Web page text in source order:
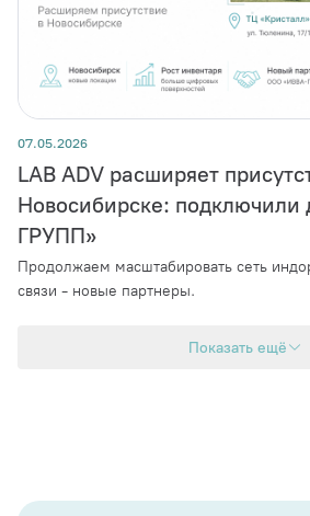
07.05.2026
LAB ADV расширяет
Новосибирске:
ГРУПП»
Продолжаем масштабировать сеть
связи - новые партнеры.
Показать ещё